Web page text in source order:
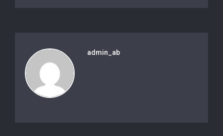
admin_ab